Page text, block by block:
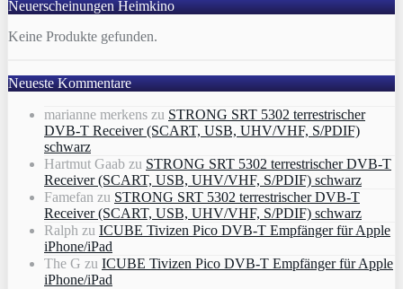
Neuerscheinungen Heimkino
Keine Produkte gefunden.
Neueste Kommentare
marianne merkens zu STRONG SRT 5302 terrestrischer
DVB-T Receiver (SCART, USB, UHV/VHF, S/PDIF)
schwarz
Hartmut Gaab zu STRONG SRT 5302 terrestrischer DVB-T
Receiver (SCART, USB, UHV/VHF, S/PDIF) schwarz
Famefan zu STRONG SRT 5302 terrestrischer DVB-T
Receiver (SCART, USB, UHV/VHF, S/PDIF) schwarz
Ralph zu ICUBE Tivizen Pico DVB-T Empfänger für Apple
iPhone/iPad
The G zu ICUBE Tivizen Pico DVB-T Empfänger für Apple
iPhone/iPad